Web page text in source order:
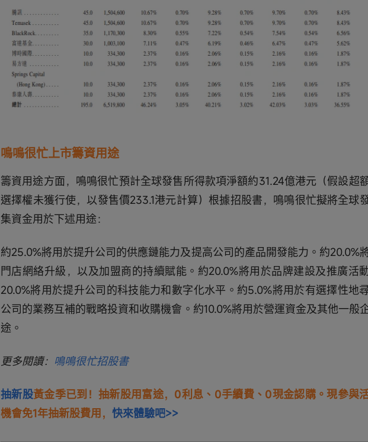
鳴鳴很忙上市籌資用途
籌資用途方面，鳴鳴很忙預計全球發售所得款項淨額約31.24億港元（假設超
選擇權未獲行使，以發售價233.1港元計算）根據招股書，鳴鳴很忙擬將全球
集資金用於下述用途：
約25.0%將用於提升公司的供應鏈能力及提高公司的產品開發能力。約20.0%
門店網絡升級，以及加盟商的持續賦能。約20.0%將用於品牌建設及推廣活
20.0%將用於提升公司的科技能力和數字化水平。約5.0%將用於有選擇性地
公司的業務互補的戰略投資和收購機會。約10.0%將用於營運資金及其他一般
途。
更多閱讀： 鳴鳴很忙招股書
抽新股黃金季已到！抽新股用富途，0利息、0手續費、0現金認購。現參與
機會免1年抽新股費用， 快來體驗吧>>